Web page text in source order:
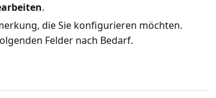
.
die Sie konfigurieren möchten.
Felder nach Bedarf.